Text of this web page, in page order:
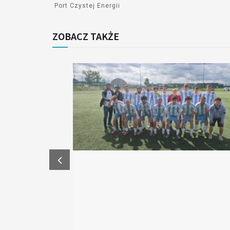
Port Czystej Energii
ZOBACZ TAKŻE